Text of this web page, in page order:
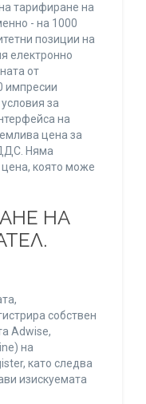
тарифиране на
- на 1000
позиции на
електронно
от
импресии
за
на
цена за
Няма
която може
НА
собствен
Adwise,
на
като следва
изискуемата